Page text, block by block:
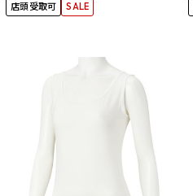
店頭受取可 SALE